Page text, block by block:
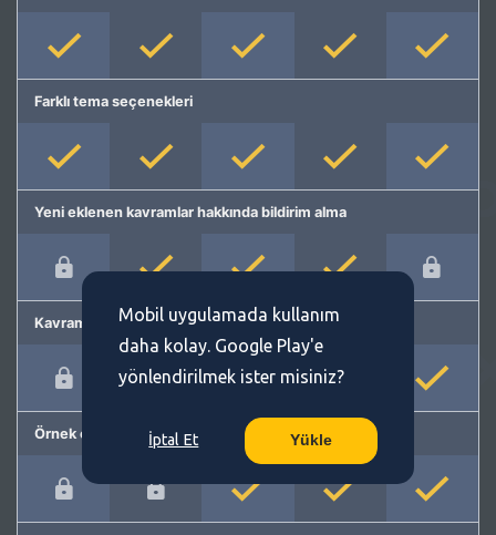
Farklı tema seçenekleri
Yeni eklenen kavramlar hakkında bildirim alma
Kavram önerme
Örnek cümleler
Mobil uygulamada kullanım
daha kolay. Google Play'e
yönlendirilmek ister misiniz?
İptal Et Yükle